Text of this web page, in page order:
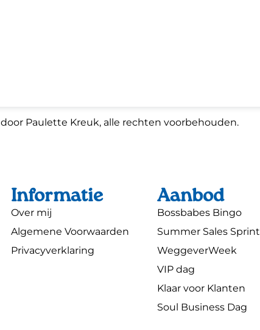
door Paulette Kreuk, alle rechten voorbehouden.
Informatie
Over mij
Algemene Voorwaarden
Privacyverklaring
Aanbod
Bossbabes Bingo
Summer Sales Sprint
WeggeverWeek
VIP dag
Klaar voor Klanten
Soul Business Dag